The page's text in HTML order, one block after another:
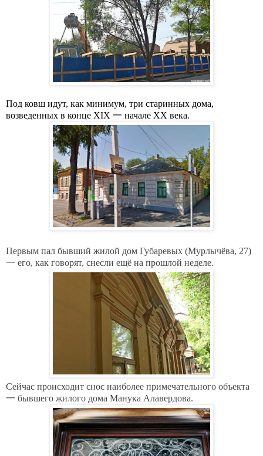
Под ковш идут, как минимум, три старинных дома,
возведенных в конце XIX 一 начале XX века.
Первым пал бывший жилой дом Губаревых (Мурлычёва, 27)
一 его, как говорят, снесли ещё на прошлой неделе.
Сейчас происходит снос наиболее примечательного объекта
一 бывшего жилого дома Манука Алавердова.